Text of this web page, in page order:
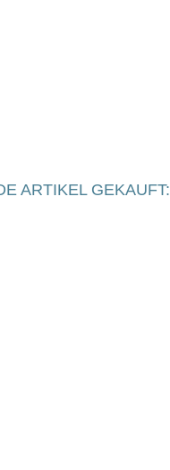
ARTIKEL GEKAUFT: